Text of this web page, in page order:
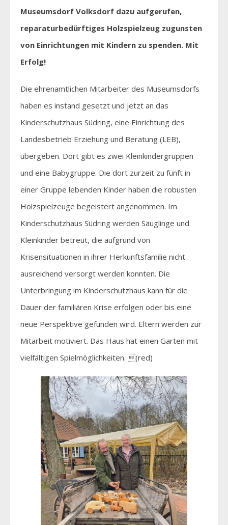
Museumsdorf Volksdorf dazu aufgerufen,
reparaturbedürftiges Holzspielzeug zugunsten
von Einrichtungen mit Kindern zu spenden. Mit
Erfolg!
Die ehrenamtlichen Mitarbeiter des Museumsdorfs
haben es instand gesetzt und jetzt an das
Kinderschutzhaus Südring, eine Einrichtung des
Landesbetrieb Erziehung und Beratung (LEB),
übergeben. Dort gibt es zwei Kleinkindergruppen
und eine Babygruppe. Die dort zurzeit zu fünft in
einer Gruppe lebenden Kinder haben die robusten
Holzspielzeuge begeistert angenommen. Im
Kinderschutzhaus Südring werden Säuglinge und
Kleinkinder betreut, die aufgrund von
Krisensituationen in ihrer Herkunftsfamilie nicht
ausreichend versorgt werden konnten. Die
Unterbringung im Kinderschutzhaus kann für die
Dauer der familiären Krise erfolgen oder bis eine
neue Perspektive gefunden wird. Eltern werden zur
Mitarbeit motiviert. Das Haus hat einen Garten mit
vielfältigen Spielmöglichkeiten. (red)